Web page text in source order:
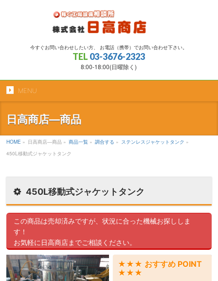
今すぐお問い合わせしたい方、 お電話（携帯）でお問い合わせ下さい。
TEL 03-3676-2323
8:00-18:00(日曜除く)
MENU
日高商店―商品
HOME » 日高商店―商品 » 商品一覧 » 調合する » ステンレスジャケットタンク »
450L移動式ジャケットタンク
450L移動式ジャケットタンク
この商品は売却済みですが、状況に合った機械お探ししま
す！
お気軽に日高商店までご相談ください。
★★★ おすすめ POINT
★★★